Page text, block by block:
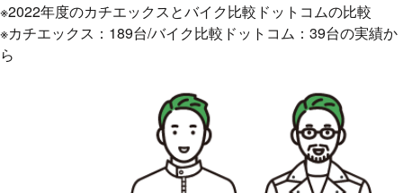
※2022年度のカチエックスとバイク比較ドットコムの比較
※カチエックス：189台/バイク比較ドットコム：39台の実績か
ら